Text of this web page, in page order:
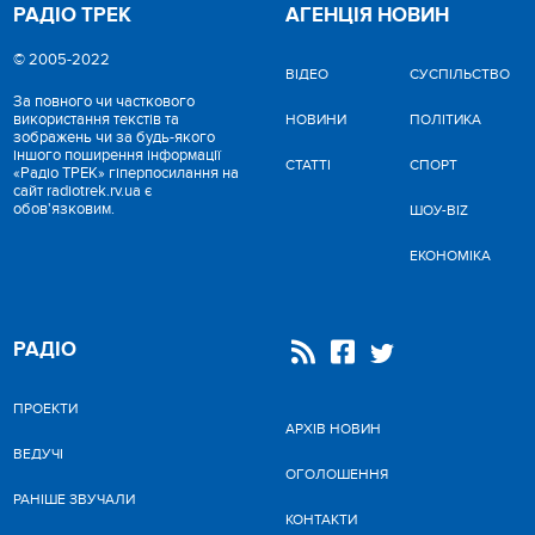
РАДІО ТРЕК
© 2005-2022
За повного чи часткового
використання текстів та
зображень чи за будь-якого
іншого поширення інформації
«Радіо ТРЕК» гіперпосилання на
сайт radiotrek.rv.ua є
обов'язковим.
АГЕНЦІЯ НОВИН
ВІДЕО
НОВИНИ
СТАТТІ
CУСПІЛЬСТВО
ПОЛІТИКА
СПОРТ
ШОУ-BIZ
ЕКОНОМІКА
РАДІО
ПРОЕКТИ
ВЕДУЧІ
РАНІШЕ ЗВУЧАЛИ
АРХІВ НОВИН
ОГОЛОШЕННЯ
КОНТАКТИ